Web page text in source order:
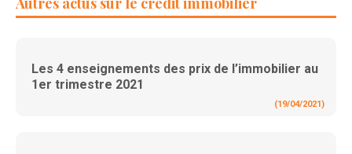
Les 4 enseignements des prix de l’immobilier au
1er trimestre 2021
(19/04/2021)